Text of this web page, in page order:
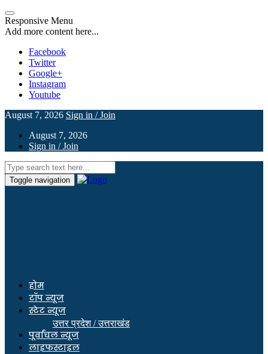
Responsive Menu
Add more content here...
Facebook
Twitter
Google+
Instagram
Youtube
August 7, 2026 Sign in / Join
August 7, 2026
Sign in / Join
Toggle navigation
होम
टॉप न्यूज
स्टेट न्यूज
उत्तर प्रदेश / उत्तराखंड
पूर्वांचल न्यूज
लाइफस्टाइल